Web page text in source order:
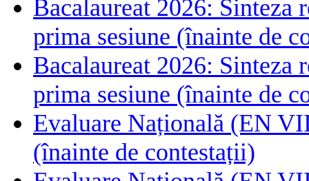
Bacalaureat 2026:
prima sesiune (înainte de
Bacalaureat 2026:
prima sesiune (înainte de
Evaluare Națională (EN
(înainte de contestații)